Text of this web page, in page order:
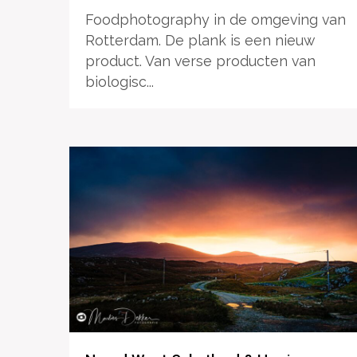
Foodphotography in de omgeving van
Rotterdam. De plank is een nieuw
product. Van verse producten van
biologisc...